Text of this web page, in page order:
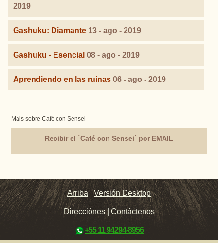
2019
Gashuku: Diamante 13 - ago - 2019
Gashuku - Esencial 08 - ago - 2019
Aprendiendo en las ruinas 06 - ago - 2019
Mais sobre Café con Sensei
Recibir el ´Café con Sensei` por EMAIL
Arriba |Versión Desktop
Direcciónes| Contáctenos
+55 11 94294-8956